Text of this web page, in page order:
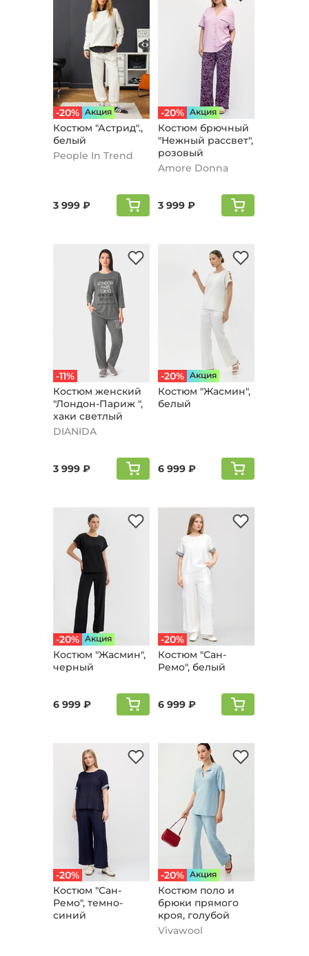
-20% Aкция
Костюм "Астрид".,
белый
People In Trend
3 999 ₽
-20% Aкция
Костюм брючный
"Нежный рассвет",
розовый
Amore Donna
3 999 ₽
-11%
Костюм женский
"Лондон-Париж ",
хаки светлый
DIANIDA
3 999 ₽
-20% Aкция
Костюм "Жaсмин",
белый
6 999 ₽
-20% Aкция
Костюм "Жaсмин",
черный
6 999 ₽
-20%
Костюм "Сан-
Ремо", белый
6 999 ₽
-20%
Костюм "Сан-
Ремо", темно-
синий
-20% Aкция
Костюм поло и
брюки прямого
кроя, голубой
Vivawool